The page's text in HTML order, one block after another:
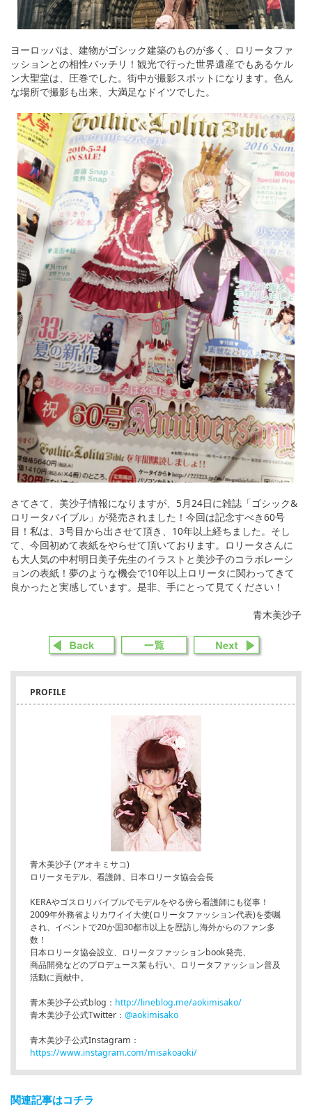
ヨーロッパは、建物がゴシック建築のものが多く、ロリータファ
ッションとの相性バッチリ！観光で行った世界遺産でもあるケル
ン大聖堂は、圧巻でした。街中が撮影スポットになります。色ん
な場所で撮影も出来、大満足なドイツでした。
さてさて、美沙子情報になりますが、5月24日に雑誌「ゴシック&
ロリータバイブル」が発売されました！今回は記念すべき60号
目！私は、3号目から出させて頂き、10年以上経ちました。そし
て、今回初めて表紙をやらせて頂いております。ロリータさんに
も大人気の中村明日美子先生のイラストと美沙子のコラボレーシ
ョンの表紙！夢のような機会で10年以上ロリータに関わってきて
良かったと実感しています。是非、手にとって見てください！
青木美沙子
PROFILE
青木美沙子 (アオキミサコ)
ロリータモデル、看護師、日本ロリータ協会会長
KERAやゴスロリバイブルでモデルをやる傍ら看護師にも従事！
2009年外務省よりカワイイ大使(ロリータファッション代表)を委嘱
され、イベントで20か国30都市以上を歴訪し海外からのファン多
数！
日本ロリータ協会設立、ロリータファッションbook発売、
商品開発などのプロデュース業も行い、ロリータファッション普及
活動に貢献中。
青木美沙子公式blog： http://lineblog.me/aokimisako/
青木美沙子公式Twitter： @aokimisako
青木美沙子公式Instagram：
https://www.instagram.com/misakoaoki/
関連記事はコチラ